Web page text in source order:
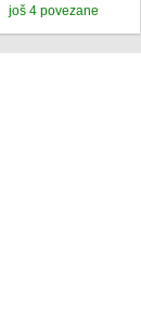
još 4 povezane